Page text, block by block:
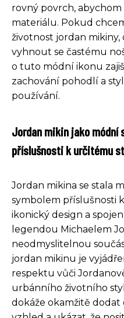
rovný povrch,
materiálu. Pokud
životnost jordan
vyhnout se častému
o tuto módní ikonu
zachování pohodlí a
používání.
Jordan mikin jako módní
příslušnosti k určitému
Jordan mikina se stala
symbolem příslušnosti
ikonický design a
legendou Michaelem
neodmyslitelnou
jordan mikinu je
respektu vůči
urbánního životního
dokáže okamžitě